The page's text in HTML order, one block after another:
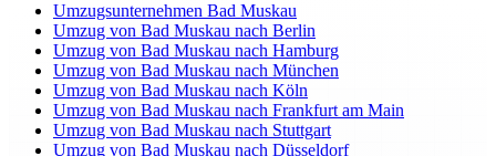
Umzugsunternehmen Bad Muskau
Umzug von Bad Muskau nach Berlin
Umzug von Bad Muskau nach Hamburg
Umzug von Bad Muskau nach München
Umzug von Bad Muskau nach Köln
Umzug von Bad Muskau nach Frankfurt am Main
Umzug von Bad Muskau nach Stuttgart
Umzug von Bad Muskau nach Düsseldorf